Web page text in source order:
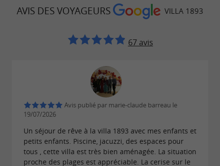
4 places de parking ;
1 jardinet autour de la piscine 80 m²
Services à la location :
Linge de maison ;
Babysitting ;
AVIS DES VOYAGEURS VILLA 1893
67 avis
Avis publié par marie-claude barreau le
19/07/2026
Un séjour de rêve à la villa 1893 avec mes enfants et
petits enfants. Piscine, jacuzzi, des espaces pour
tous , cette villa est très bien aménagée. La situation
proche des plages est appréciable. La cerise sur le